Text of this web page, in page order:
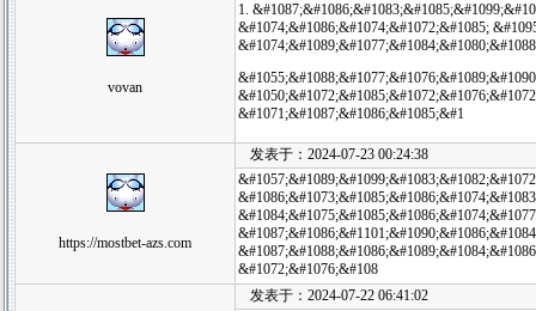
vovan
1.
&#1074;&#1086;&#1074;&#1072;&#1085;
&#1071;&#1087;&#1086;&#1085;&#1
https://mostbet-azs.com
发表于：2024-07-23 00:24:38
&#1072;&#1076;&#108
发表于：2024-07-22 06:41:02